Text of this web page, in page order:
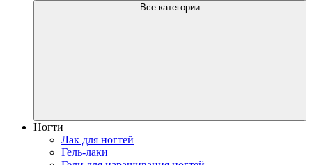
Все категории
Ногти
Лак для ногтей
Гель-лаки